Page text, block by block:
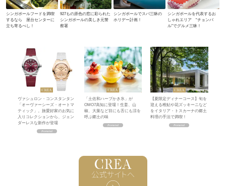
シンガポールフードを満喫
するなら 屋台センターに
立ち寄るべし！
927もの原色の窓に彩られた
シンガポールの美しき元警
察署
シンガポールでスパ三昧の
ホリデー計画！
シンガポールを代表するお
しゃれエリア “チョンバ
ル”でグルメ三昧！
ヴァシュロン・コンスタンタン
「オーヴァーシーズ・オートマ
ティック」。旅愛好家のお気に
入りコレクションから、ジェン
ダーレスな新作が登場
「土佐和ハーブかき氷」が
OMO7高知に登場！生姜、山
椒、大葉など目にも舌にも涼を
呼ぶ郷土の味
【夏限定ディナーコース】旬を
迎える稚鮎や花ズッキーニなど
をイタリア・トスカーナの郷土
料理の手法で満喫！